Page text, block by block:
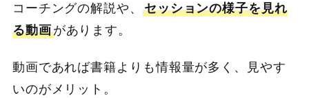
コーチングの解説や、 セッションの様子を見れ
る動画があります。
動画であれば書籍よりも情報量が多く、見やす
いのがメリット。